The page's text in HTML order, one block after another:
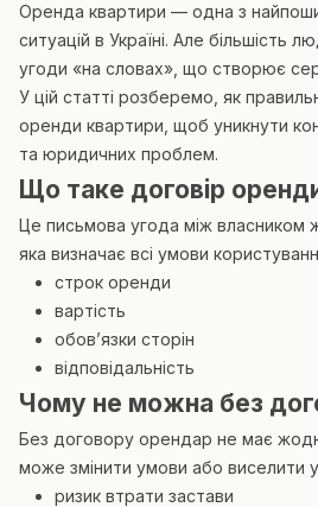
Оренда квартири — одна з
ситуацій в Україні. Але більшість
угоди «на словах», що створює
У цій статті розберемо, як
оренди квартири, щоб уникнути
та юридичних проблем.
Що таке договір
Це письмова угода між власником
яка визначає всі умови
строк оренди
вартість
обов’язки сторін
відповідальність
Чому не можна без
Без договору орендар не має
може змінити умови або виселити
ризик втрати застави